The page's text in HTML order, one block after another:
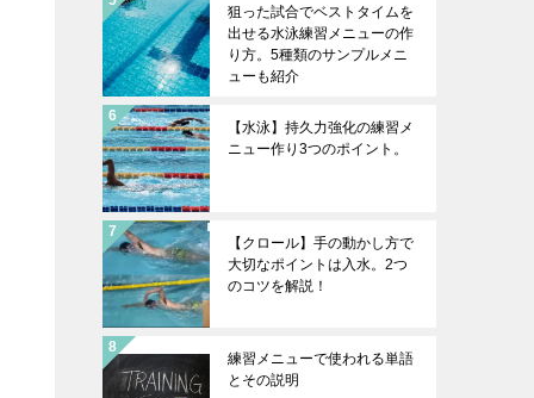
狙った試合でベストタイムを
出せる水泳練習メニューの作
り方。5種類のサンプルメニ
ューも紹介
【水泳】持久力強化の練習メ
ニュー作り3つのポイント。
【クロール】手の動かし方で
大切なポイントは入水。2つ
のコツを解説！
練習メニューで使われる単語
とその説明